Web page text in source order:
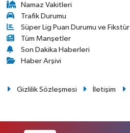
Namaz Vakitleri
Trafik Durumu
Süper Lig Puan Durumu ve Fikstür
Tüm Manşetler
Son Dakika Haberleri
Haber Arşivi
Gizlilik Sözleşmesi İletişim